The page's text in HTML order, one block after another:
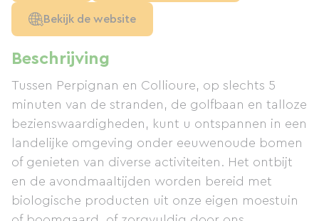
Beschrijving
Tussen Perpignan en Collioure, op slechts 5
minuten van de stranden, de golfbaan en talloze
bezienswaardigheden, kunt u ontspannen in een
landelijke omgeving onder eeuwenoude bomen
of genieten van diverse activiteiten. Het ontbijt
en de avondmaaltijden worden bereid met
biologische producten uit onze eigen moestuin
Bekijk de website